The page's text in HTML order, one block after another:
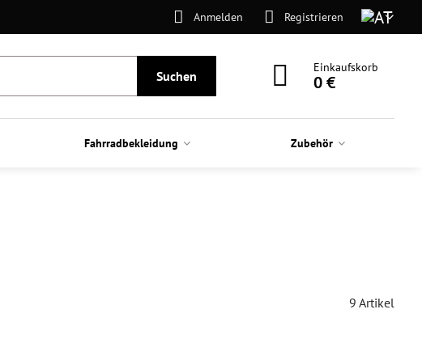
Anmelden Registrieren
Suchen
Einkaufskorb
0 €
Fahrradbekleidung Zubehör
9 Artikel